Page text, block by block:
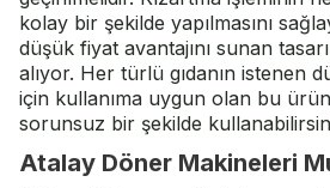
kolay bir şekilde yapılmasını
düşük fiyat avantajını sunan
alıyor. Her türlü gıdanın istenen
için kullanıma uygun olan bu
sorunsuz bir şekilde
Atalay Döner Makineleri